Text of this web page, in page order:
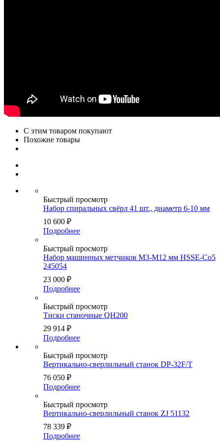
С этим товаром покупают
Похожие товары
Быстрый просмотр
Набор спиральных свёрл 41 шт., диаметр 6-10 мм
10 600 ₽
Подробнее
Быстрый просмотр
Набор машинных метчиков M3-M12 мм HSSE-Co5
245054
23 000 ₽
Подробнее
Быстрый просмотр
Тиски станочные QH200
29 914 ₽
Подробнее
Быстрый просмотр
Вертикально-сверлильный станок DP-32F/T
76 050 ₽
Подробнее
Быстрый просмотр
Вертикально-сверлильный станок ZJ 51132
78 339 ₽
Подробнее